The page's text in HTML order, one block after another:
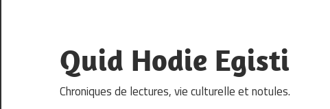
content
Quid Hodie Egisti
Chroniques de lectures, vie culturelle et notules.